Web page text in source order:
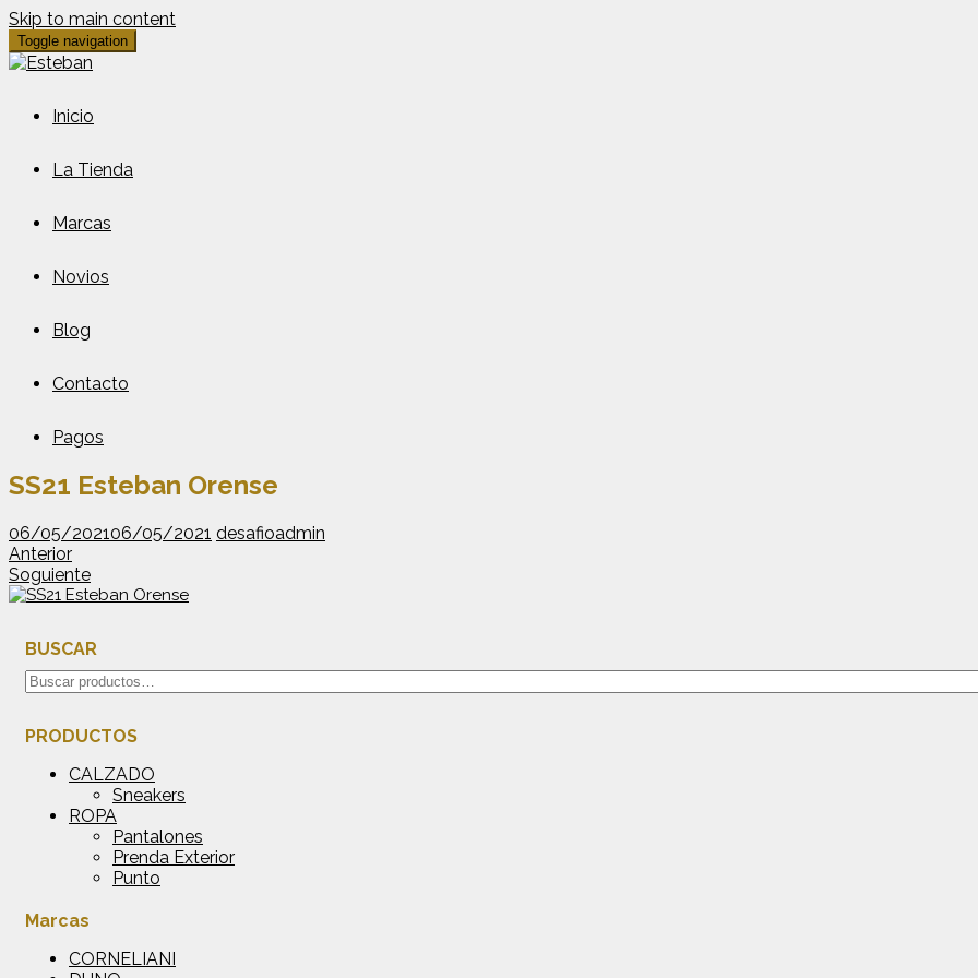
Skip to main content
Toggle navigation
Inicio
La Tienda
Marcas
Novios
Blog
Contacto
Pagos
SS21 Esteban Orense
06/05/202106/05/2021 desafioadmin
Anterior
Soguiente
BUSCAR
Buscar
por:
PRODUCTOS
CALZADO
Sneakers
ROPA
Pantalones
Prenda Exterior
Punto
Marcas
CORNELIANI